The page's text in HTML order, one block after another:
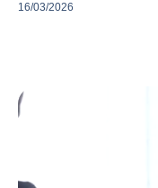
16/03/2026